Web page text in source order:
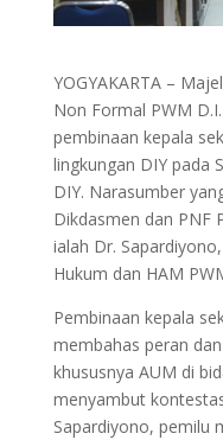
YOGYAKARTA –
Non Formal PWM
pembinaan kepala
lingkungan DIY pada
DIY. Narasumber
Dikdasmen dan PNF
ialah Dr.
Hukum dan HAM
Pembinaan kepala
membahas peran
khususnya AUM di
menyambut
Sapardiyono, pemilu